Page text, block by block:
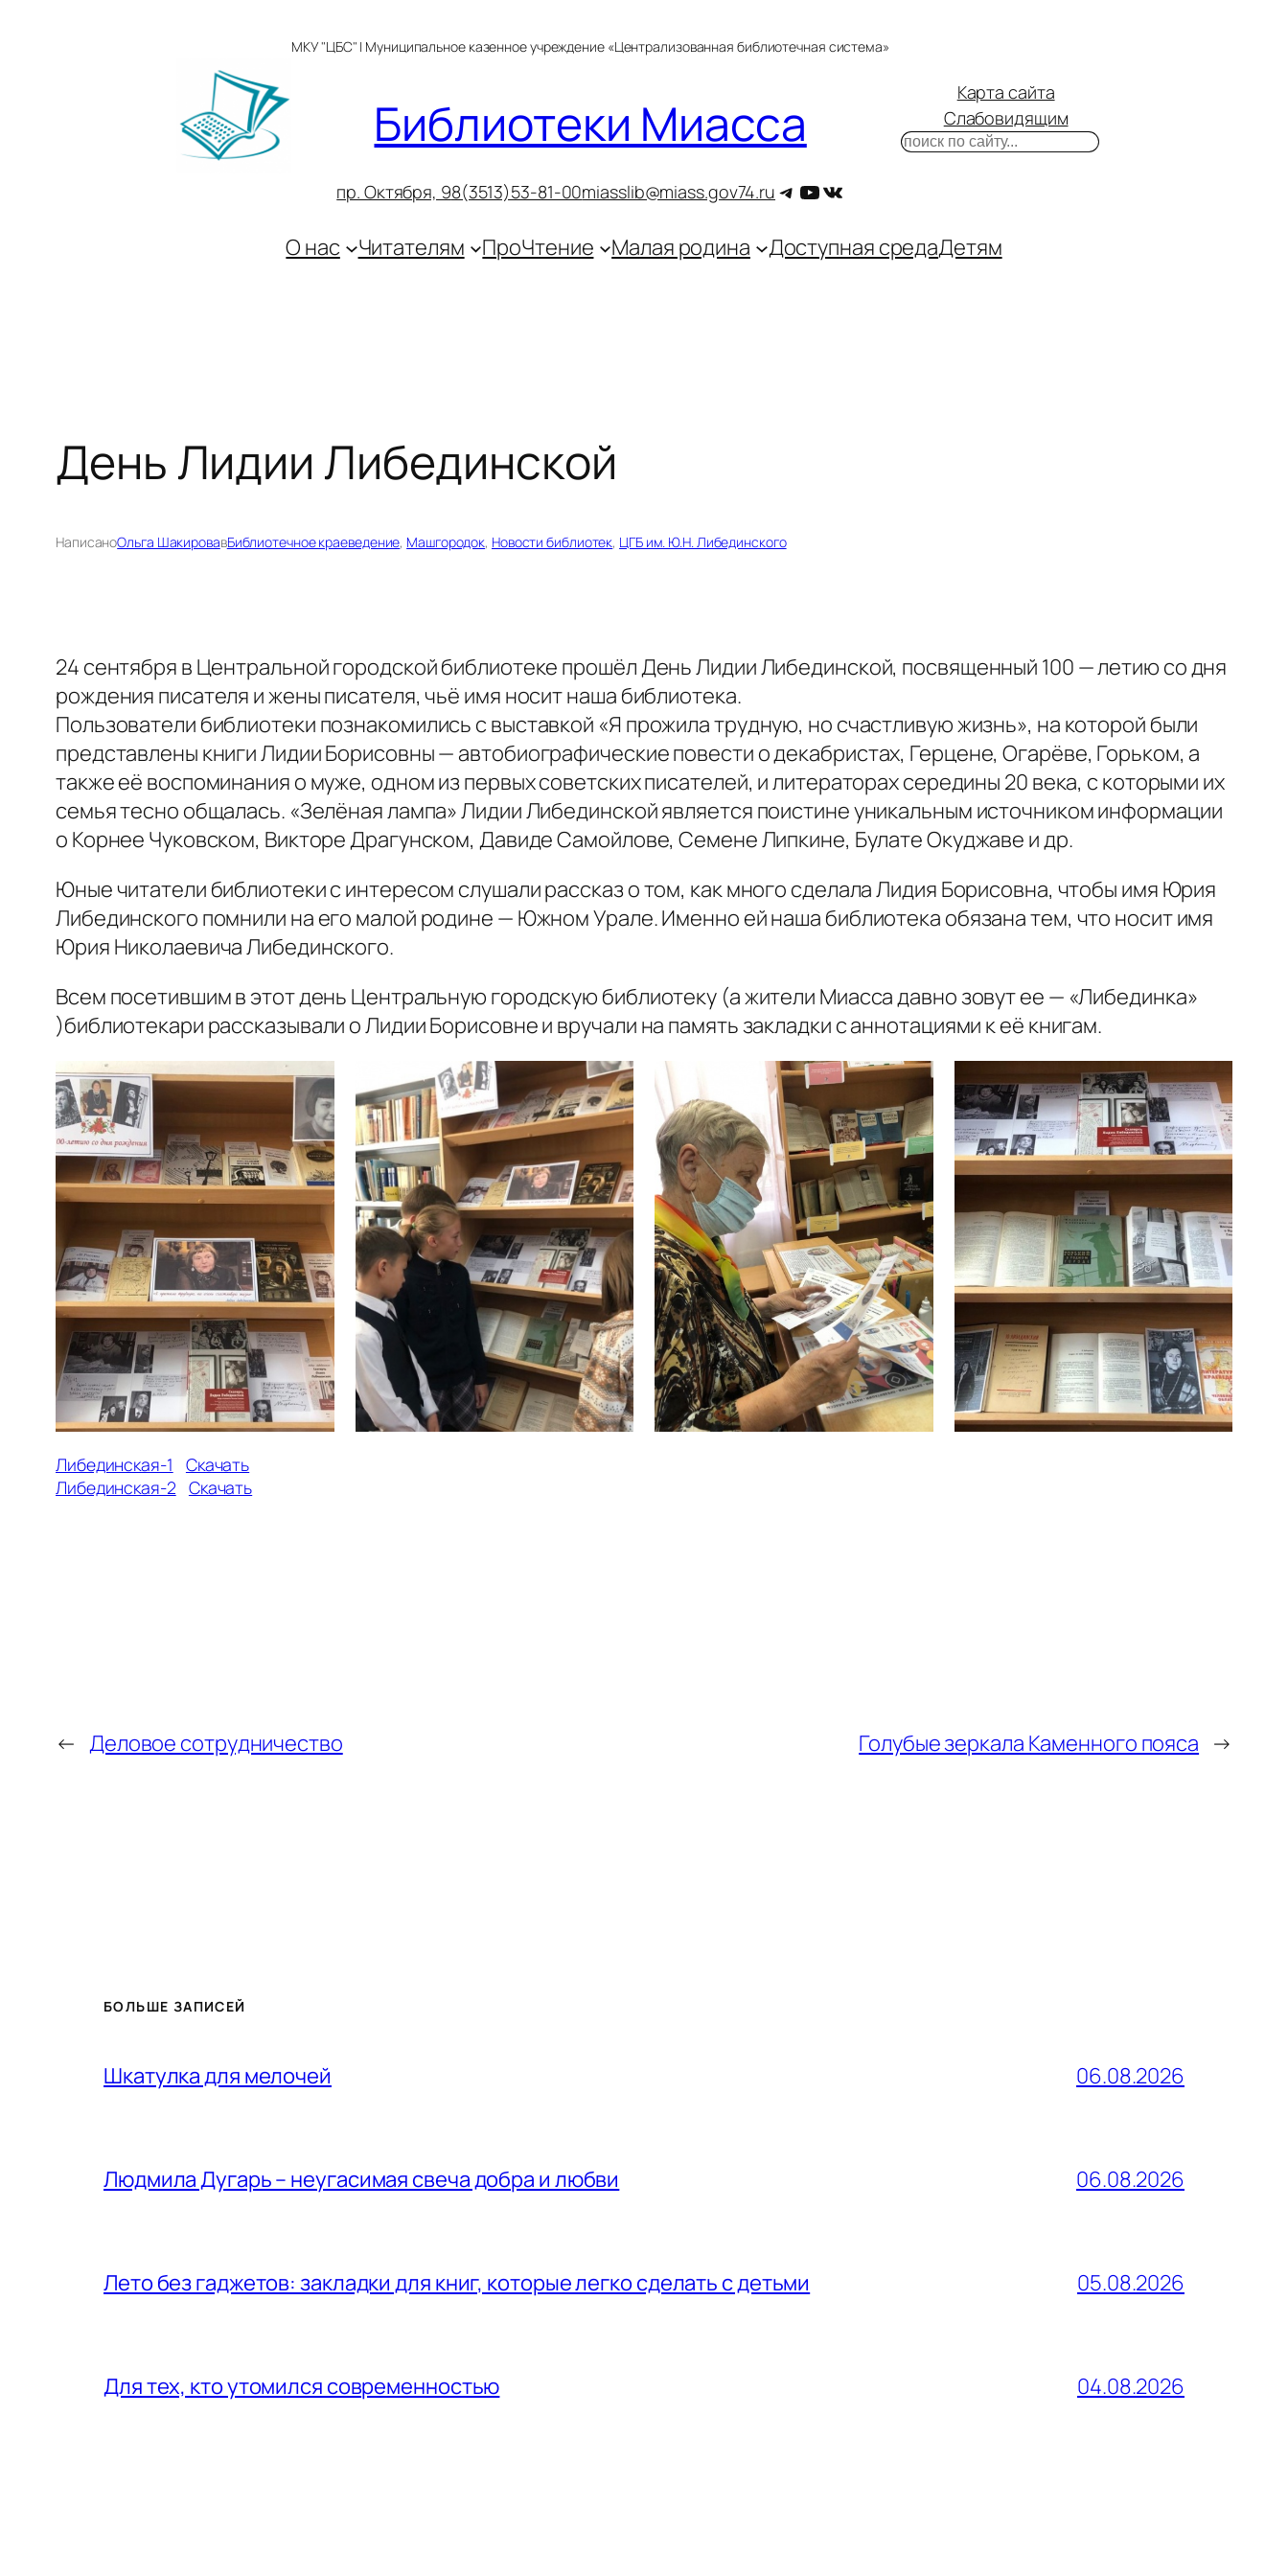
МКУ "ЦБС" | Муниципальное казенное учреждение «Централизованная библиотечная система»
Библиотеки Миасса
пр. Октября, 98(3513)53-81-00miasslib@miass.gov74.ru Telegram
YouTube
ВКонтакте
Карта сайта
Слабовидящим
Поиск
О нас Читателям ПроЧтение Малая родина Доступная средаДетям
День Лидии Либединской
НаписаноОльга ШакировавБиблиотечное краеведение, Машгородок, Новости библиотек, ЦГБ им. Ю.Н. Либединского
24 сентября в Центральной городской библиотеке прошёл День Лидии Либединской, посвященный 100 — летию со дня
рождения писателя и жены писателя, чьё имя носит наша библиотека.
Пользователи библиотеки познакомились с выставкой «Я прожила трудную, но счастливую жизнь», на которой были
представлены книги Лидии Борисовны — автобиографические повести о декабристах, Герцене, Огарёве, Горьком, а
также её воспоминания о муже, одном из первых советских писателей, и литераторах середины 20 века, с которыми их
семья тесно общалась. «Зелёная лампа» Лидии Либединской является поистине уникальным источником информации
о Корнее Чуковском, Викторе Драгунском, Давиде Самойлове, Семене Липкине, Булате Окуджаве и др.
Юные читатели библиотеки с интересом слушали рассказ о том, как много сделала Лидия Борисовна, чтобы имя Юрия
Либединского помнили на его малой родине — Южном Урале. Именно ей наша библиотека обязана тем, что носит имя
Юрия Николаевича Либединского.
Всем посетившим в этот день Центральную городскую библиотеку (а жители Миасса давно зовут ее — «Либединка»
)библиотекари рассказывали о Лидии Борисовне и вручали на память закладки с аннотациями к её книгам.
Либединская-1
Скачать
Либединская-2 Скачать
← Деловое сотрудничество Голубые зеркала Каменного пояса →
БОЛЬШЕ ЗАПИСЕЙ
Шкатулка для мелочей 06.08.2026
Людмила Дугарь – неугасимая свеча добра и любви 06.08.2026
Лето без гаджетов: закладки для книг, которые легко сделать с детьми 05.08.2026
Для тех, кто утомился современностью 04.08.2026